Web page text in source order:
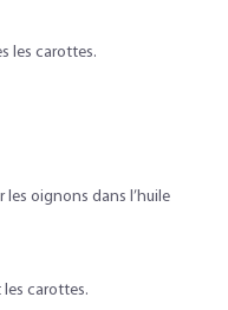
les carottes.
les oignons dans l’huile
carottes.